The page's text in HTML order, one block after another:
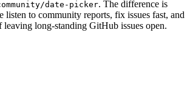
date-picker. The difference is
listen to community reports, fix issues fast, and
leaving long-standing GitHub issues open.